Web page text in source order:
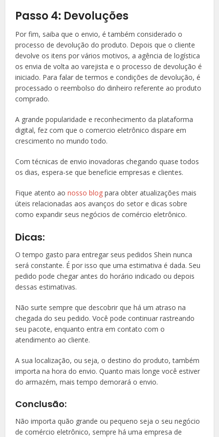
Passo 4: Devoluções
Por fim, saiba que o envio, é também considerado o
processo de devolução do produto. Depois que o cliente
devolve os itens por vários motivos, a agência de logística
os envia de volta ao varejista e o processo de devolução é
iniciado. Para falar de termos e condições de devolução, é
processado o reembolso do dinheiro referente ao produto
comprado.
A grande popularidade e reconhecimento da plataforma
digital, fez com que o comercio eletrônico dispare em
crescimento no mundo todo.
Com técnicas de envio inovadoras chegando quase todos
os dias, espera-se que beneficie empresas e clientes.
Fique atento aonosso blog para obter atualizações mais
úteis relacionadas aos avanços do setor e dicas sobre
como expandir seus negócios de comércio eletrônico.
Dicas:
O tempo gasto para entregar seus pedidos Shein nunca
será constante. É por isso que uma estimativa é dada. Seu
pedido pode chegar antes do horário indicado ou depois
dessas estimativas.
Não surte sempre que descobrir que há um atraso na
chegada do seu pedido. Você pode continuar rastreando
seu pacote, enquanto entra em contato com o
atendimento ao cliente.
A sua localização, ou seja, o destino do produto, também
importa na hora do envio. Quanto mais longe você estiver
do armazém, mais tempo demorará o envio.
Conclusão:
Não importa quão grande ou pequeno seja o seu negócio
de comércio eletrônico, sempre há uma empresa de